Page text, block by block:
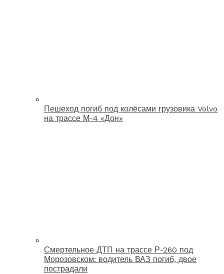
Пешеход погиб под колёсами грузовика Volvo
на трассе М-4 «Дон»
Смертельное ДТП на трассе Р-260 под
Морозовском: водитель ВАЗ погиб, двое
пострадали